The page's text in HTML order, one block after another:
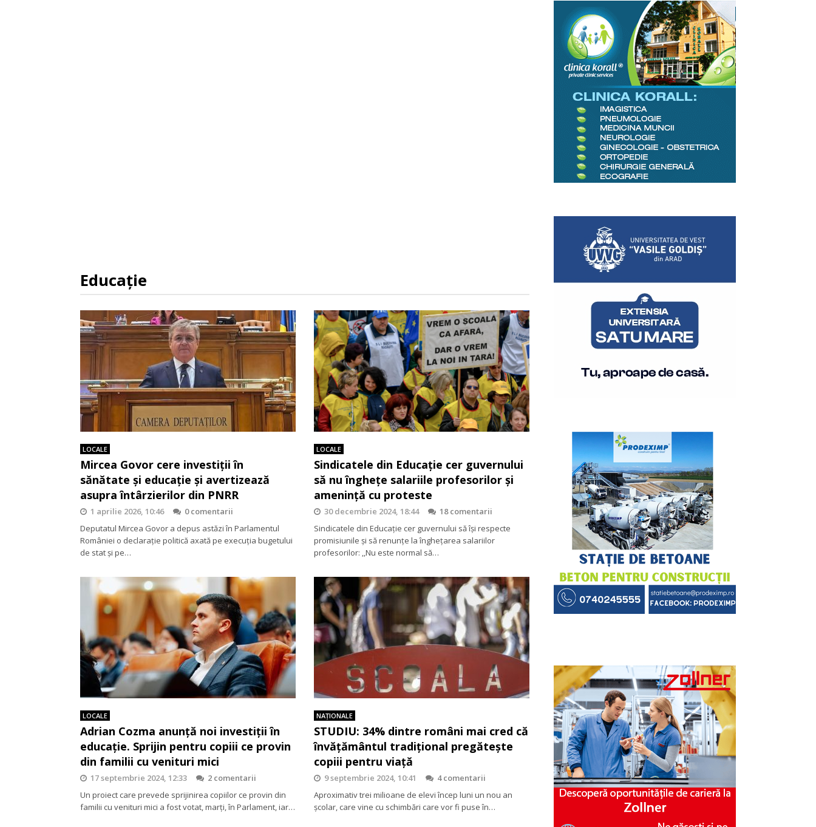
Educație
LOCALE
Mircea Govor cere investiții în
sănătate și educație și avertizează
asupra întârzierilor din PNRR
1 aprilie 2026, 10:46
0 comentarii
Deputatul Mircea Govor a depus astăzi în Parlamentul
României o declarație politică axată pe execuția bugetului
de stat și pe…
LOCALE
Sindicatele din Educație cer guvernului
să nu înghețe salariile profesorilor și
amenință cu proteste
30 decembrie 2024, 18:44
18 comentarii
Sindicatele din Educație cer guvernului să își respecte
promisiunile și să renunțe la înghețarea salariilor
profesorilor: ,,Nu este normal să…
LOCALE
Adrian Cozma anunță noi investiții în
educație. Sprijin pentru copiii ce provin
din familii cu venituri mici
17 septembrie 2024, 12:33
2 comentarii
Un proiect care prevede sprijinirea copiilor ce provin din
familii cu venituri mici a fost votat, marți, în Parlament, iar…
NAŢIONALE
STUDIU: 34% dintre români mai cred că
învățământul tradițional pregătește
copiii pentru viață
9 septembrie 2024, 10:41
4 comentarii
Aproximativ trei milioane de elevi încep luni un nou an
şcolar, care vine cu schimbări care vor fi puse în…